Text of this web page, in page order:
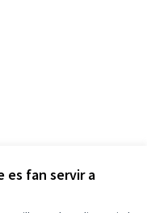
es fan servir a